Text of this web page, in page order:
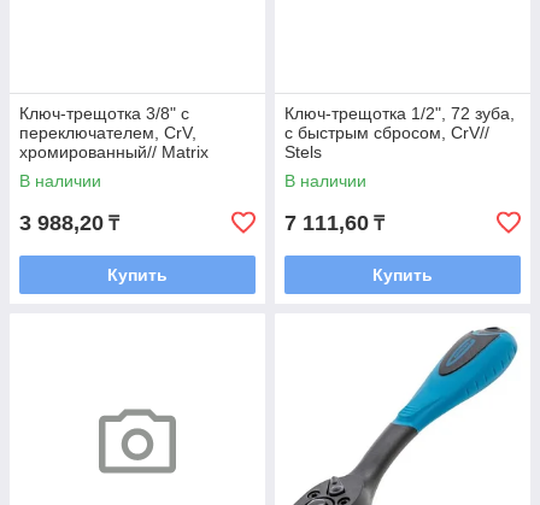
Ключ-трещотка 3/8" с
переключателем, CrV,
хромированный// Matrix
В наличии
3 988,20 ₸
Купить
Ключ-трещотка 1/2", 72 зуба,
с быстрым сбросом, CrV//
Stels
В наличии
7 111,60 ₸
Купить